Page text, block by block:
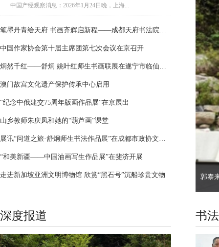
中国产经观察消息：2026年1月24日晚，上海...
笔墨丹青绘天府 书画齐辉启新程——成都天府书法院、成都天府国画院成立大会召开
中国作家协会第十届主席团第七次会议在京召开
炯然千红——舒炯 姚叶红师生书画联展在遂宁市临仙阁开幕
澳门故宫文化遗产保护传承中心启用
“纪念中俄建交75周年版画作品展”在京展出
山乡教师朱庆凤和她的“葫芦画”课堂
展讯“问道之旅·舒炯师生书法作品展”在成都市政协文史书画馆开幕
“和美新疆——中国油画写生作品展”在斐济开展
走进新加坡亚洲文明博物馆 欣赏“黑石号”沉船珍贵文物 郭泰
深度报道 书法